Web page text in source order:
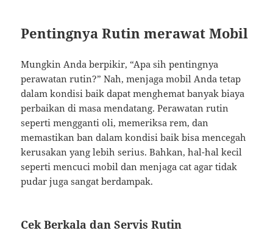
Pentingnya Rutin merawat Mobil
Mungkin Anda berpikir, “Apa sih pentingnya
perawatan rutin?” Nah, menjaga mobil Anda tetap
dalam kondisi baik dapat menghemat banyak biaya
perbaikan di masa mendatang. Perawatan rutin
seperti mengganti oli, memeriksa rem, dan
memastikan ban dalam kondisi baik bisa mencegah
kerusakan yang lebih serius. Bahkan, hal-hal kecil
seperti mencuci mobil dan menjaga cat agar tidak
pudar juga sangat berdampak.
Cek Berkala dan Servis Rutin